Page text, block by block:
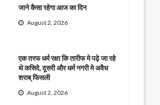
जाने कैसा रहेगा आज का दिन
August 2, 2026
एक तरफ धर्म रक्षा कि तारीफ मे पढ़े जा रहे
थे कसिदे, दूसरी और धर्म नगरी मे अवैध
शराब् फिसली
August 2, 2026